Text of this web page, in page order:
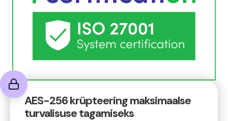
AES-256 krüpteering maksimaalse
turvalisuse tagamiseks